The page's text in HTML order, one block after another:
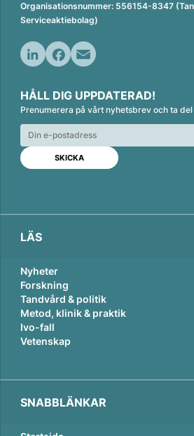
Organisationsnummer: 556154-8347
Serviceaktiebolag)
n
k
e
d
n
c
e
b
o
o
k
a
i
l
HÅLL DIG UPPDATERAD!
Prenumerera på vårt nyhetsbrev och ta
LÄS
Nyheter
Forskning
Tandvård & politik
Metod, klinik & praktik
Ivo-fall
Vetenskap
SNABBLÄNKAR